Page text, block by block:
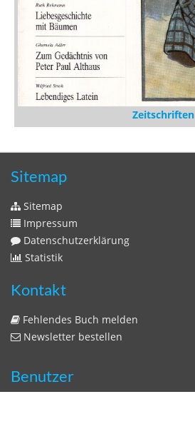
Zeitschriften
Sitemap
Sitemap
Impressum
Datenschutzerklärung
Statistik
Kontakt
Fehlendes Buch melden
Newsletter bestellen
Benutzer